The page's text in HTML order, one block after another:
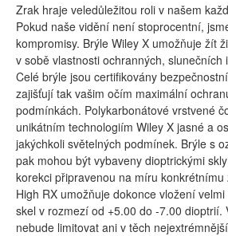
Zrak hraje veledůležitou roli v našem
Pokud naše vidění není stoprocentní,
kompromisy. Brýle Wiley X umožňuje žít
v sobě vlastnosti ochranných, slunečních
Celé brýle jsou certifikovány
zajišťují tak vašim očím maximální
podmínkách. Polykarbonátové vrstvené
unikátním technologiím Wiley X jasné a
jakýchkoli světelných podmínek. Brýle s
pak mohou být vybaveny dioptrickými
korekci připravenou na míru
High RX umožňuje dokonce vložení
skel v rozmezí od +5.00 do -7.00 dioptrií.
nebude limitovat ani v těch